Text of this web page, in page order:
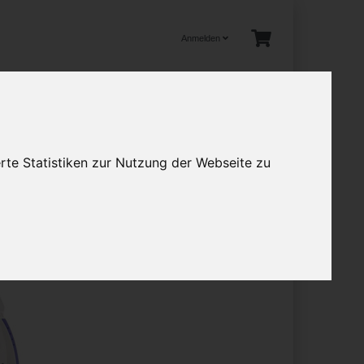
Statistiken zur Nutzung der Webseite zu
Anmelden